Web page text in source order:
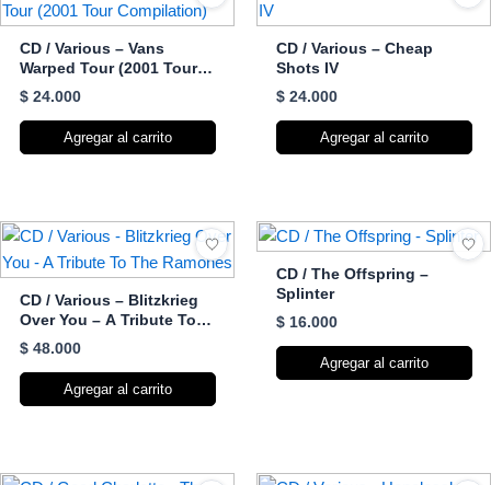
CD / Various – Vans
Warped Tour (2001 Tour
Compilation)
$24.000
Agregar al carrito
CD / Various – Cheap
Shots IV
$24.000
Agregar al carrito
CD / Various – Blitzkrieg
Over You – A Tribute To
The Ramones
$48.000
Agregar al carrito
CD / The Offspring –
Splinter
$16.000
Agregar al carrito